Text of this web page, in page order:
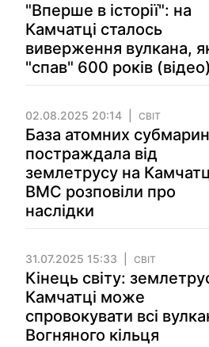
"Вперше в історії": на
Камчатці сталось
виверження вулкана,
"спав" 600 років (відео)
02.08.2025 20:14 СВІТ
База атомних
постраждала від
землетрусу на
ВМС розповіли про
наслідки
31.07.2025 15:33 СВІТ
Кінець світу:
Камчатці може
спровокувати всі
Вогняного кільця